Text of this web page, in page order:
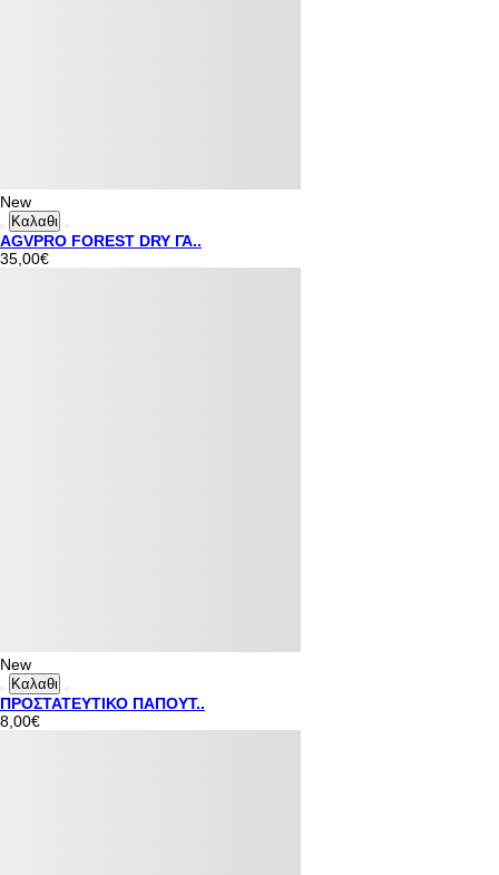
New
Καλαθι
AGVPRO FOREST DRY ΓΑ..
35,00€
New
Καλαθι
ΠΡΟΣΤΑΤΕΥΤΙΚΟ ΠΑΠΟΥΤ..
8,00€